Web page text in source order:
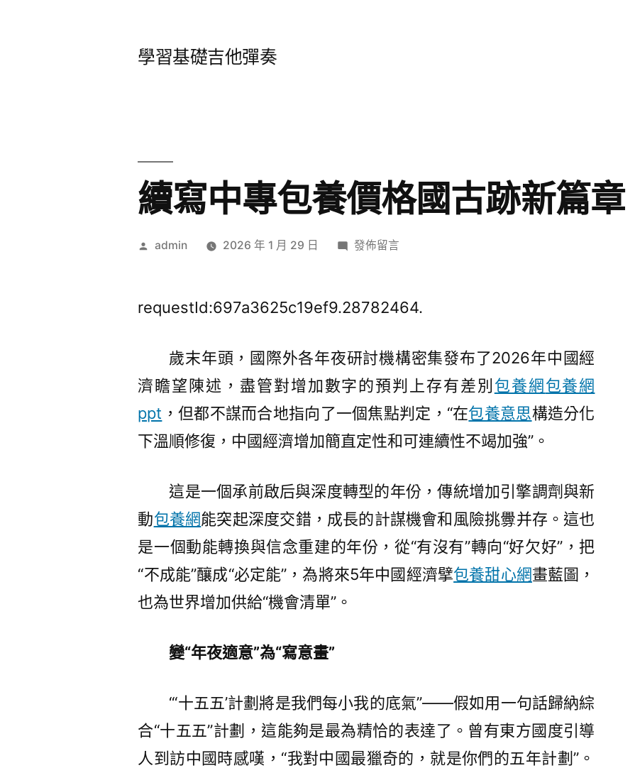
學習基礎吉他彈奏
續寫中專包養價格國古跡新篇章
作
admin 2026 年 1 月 29 日
在
中
養
價
格
國
古
新
篇
章〉
發佈留言
requestId:697a3625c19ef9.28782464.
歲末年頭，國際外各年夜研討機構密集發布了2026年中國經
濟瞻望陳述，盡管對增加數字的預判上存有差別 包養網包養網
ppt ，但都不謀而合地指向了一個焦點判定，“在包養意思構造分化
下溫順修復，中國經濟增加簡直定性和可連續性不竭加強”。
這是一個承前啟后與深度轉型的年份，傳統增加引擎調劑與新
動包養網能突起深度交錯，成長的計謀機會和風險挑釁并存。這也
是一個動能轉換與信念重建的年份，從“有沒有”轉向“好欠好”，把
“不成能”釀成“必定能”，為將來5年中國經濟擘包養甜心網畫藍圖，
也為世界增加供給“機會清單”。
變“年夜適意”為“寫意畫”
“‘十五五’計劃將是我們每小我的底氣”——假如用一句話歸納綜
合“十五五”計劃，這能夠是最為精恰的表達了。曾有東方國度引導
人到訪中國時感嘆，“我對中國最獵奇的，就是你們的五年計劃”。